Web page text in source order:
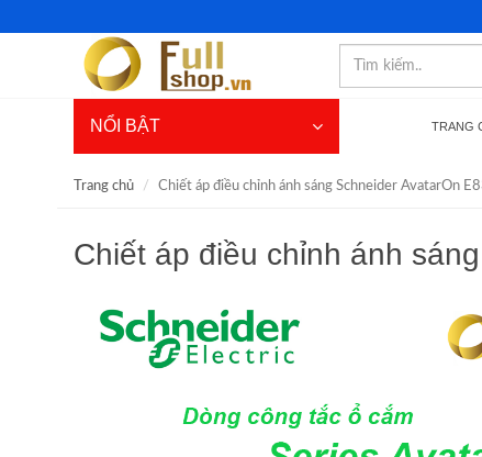
NỔI BẬT TRANG
Trang chủ Chiết áp điều chỉnh ánh sáng Schneider AvatarOn
Chiết áp điều chỉnh ánh